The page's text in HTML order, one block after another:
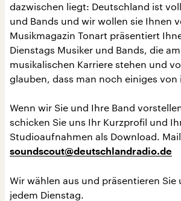
dazwischen liegt: Deutschland ist
und Bands und wir wollen sie Ihnen
Musikmagazin Tonart präsentiert
Dienstags Musiker und Bands, die
musikalischen Karriere stehen und
glauben, dass man noch einiges
Wenn wir Sie und Ihre Band
schicken Sie uns Ihr Kurzprofil und
Studioaufnahmen als Download.
soundscout@deutschlandradio.de
Wir wählen aus und präsentieren Sie
jedem Dienstag.